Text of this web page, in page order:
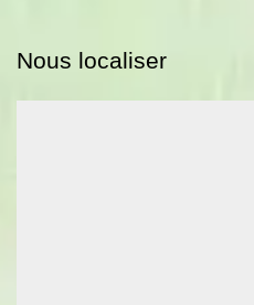
Nous localiser